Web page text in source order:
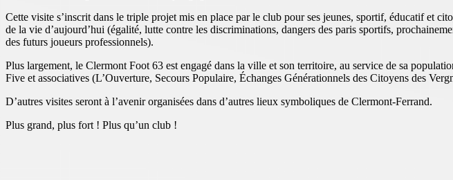
Cette visite s’inscrit dans le triple projet mis en place par le club pour ses jeunes, sportif, éducatif et
de la vie d’aujourd’hui (égalité, lutte contre les discriminations, dangers des paris sportifs,
des futurs joueurs professionnels).
Plus largement, le Clermont Foot 63 est engagé dans la ville et son territoire, au service de sa
Five et associatives (L’Ouverture, Secours Populaire, Échanges Générationnels des Citoyens des
D’autres visites seront à l’avenir organisées dans d’autres lieux symboliques de Clermont-Ferrand.
Plus grand, plus fort ! Plus qu’un club !